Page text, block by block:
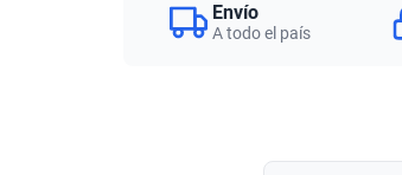
Envío
A todo el país